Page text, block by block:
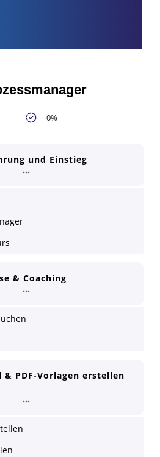
0%
und Einstieg
& Coaching
& PDF-Vorlagen erstellen